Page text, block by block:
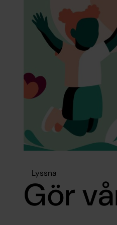
Lyssna
Gör